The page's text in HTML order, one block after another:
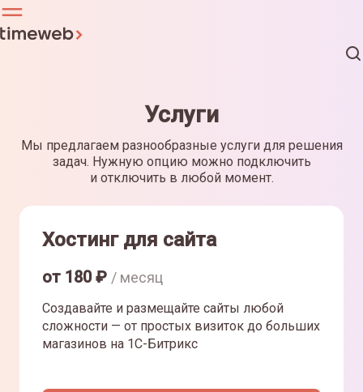
Услуги
Мы предлагаем разнообразные услуги для решения
задач. Нужную опцию можно подключить
и отключить в любой момент.
Хостинг для сайта
от 180₽ / месяц
Создавайте и размещайте сайты любой
сложности — от простых визиток до больших
магазинов на 1С-Битрикс